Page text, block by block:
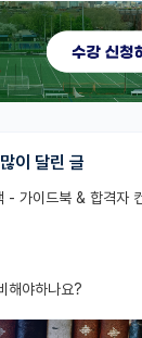
이 달린 글
해야하나요?